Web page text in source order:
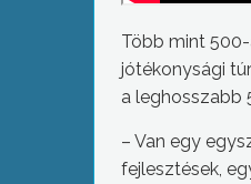
Több mint
jótékonysági
a leghosszabb
– Van egy
fejlesztések,